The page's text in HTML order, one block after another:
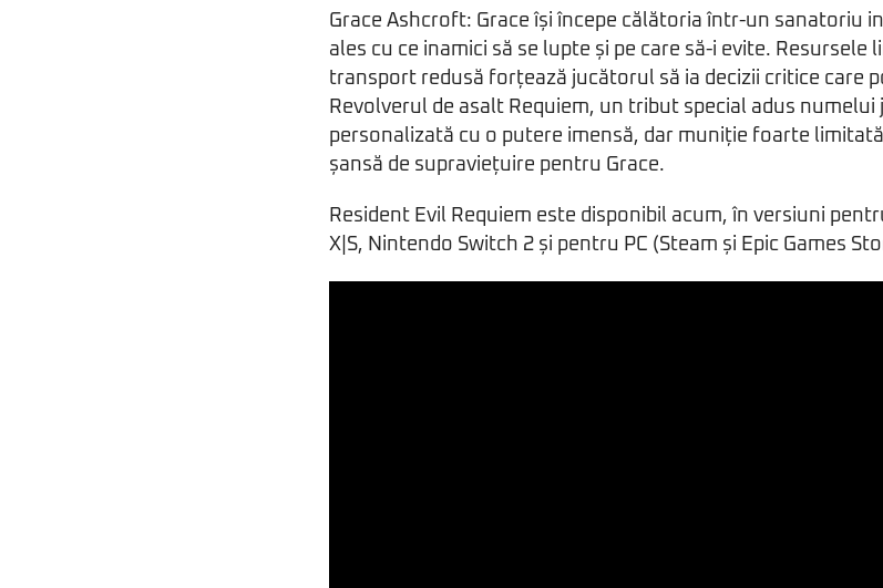
Grace Ashcroft: Grace își începe călătoria într-un sanatoriu
ales cu ce inamici să se lupte și pe care să-i evite. Resursele
transport redusă forțează jucătorul să ia decizii critice care
Revolverul de asalt Requiem, un tribut special adus numelui
personalizată cu o putere imensă, dar muniție foarte
șansă de supraviețuire pentru Grace.
Resident Evil Requiem este disponibil acum, în versiuni
X|S, Nintendo Switch 2 și pentru PC (Steam și Epic Games